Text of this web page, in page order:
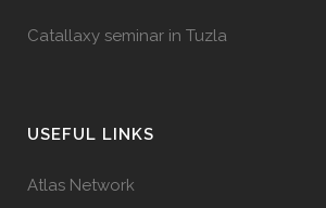
Catallaxy seminar in Tuzla
USEFUL LINKS
Atlas Network